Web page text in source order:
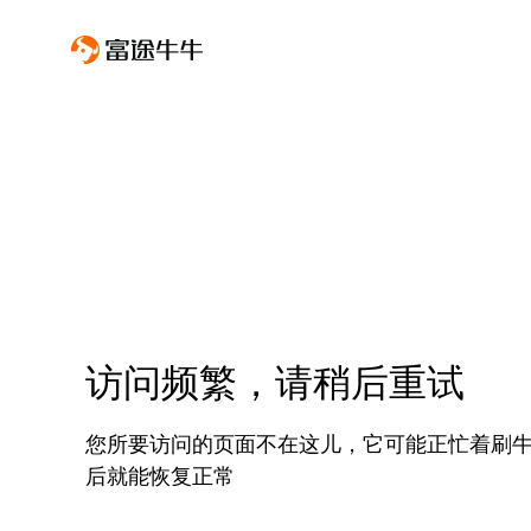
访问频繁，请稍后重试
您所要访问的页面不在这儿，它可能正忙着刷
后就能恢复正常